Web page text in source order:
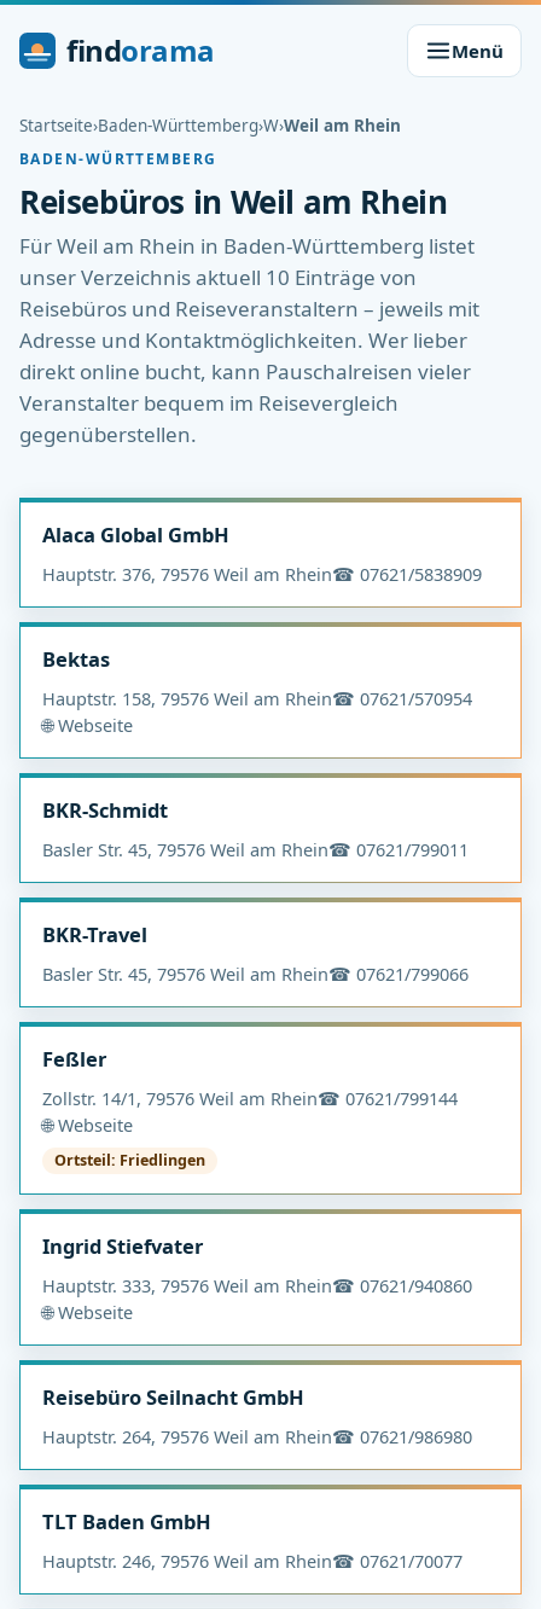
findorama Menü
Startseite›Baden-Württemberg›W›Weil am Rhein
BADEN-WÜRTTEMBERG
Reisebüros in Weil am Rhein
Für Weil am Rhein in Baden-Württemberg listet
unser Verzeichnis aktuell 10 Einträge von
Reisebüros und Reiseveranstaltern – jeweils mit
Adresse und Kontaktmöglichkeiten. Wer lieber
direkt online bucht, kann Pauschalreisen vieler
Veranstalter bequem im Reisevergleich
gegenüberstellen.
Alaca Global GmbH
Hauptstr. 376, 79576 Weil am Rhein☎ 07621/5838909
Bektas
Hauptstr. 158, 79576 Weil am Rhein☎ 07621/570954
🌐 Webseite
BKR-Schmidt
Basler Str. 45, 79576 Weil am Rhein☎ 07621/799011
BKR-Travel
Basler Str. 45, 79576 Weil am Rhein☎ 07621/799066
Feßler
Zollstr. 14/1, 79576 Weil am Rhein☎ 07621/799144
🌐 Webseite
Ortsteil: Friedlingen
Ingrid Stiefvater
Hauptstr. 333, 79576 Weil am Rhein☎ 07621/940860
🌐 Webseite
Reisebüro Seilnacht GmbH
Hauptstr. 264, 79576 Weil am Rhein☎ 07621/986980
TLT Baden GmbH
Hauptstr. 246, 79576 Weil am Rhein☎ 07621/70077